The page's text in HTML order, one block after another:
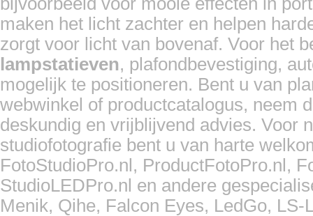
maken het licht zachter en helpen
zorgt voor licht van bovenaf. Voor het
lampstatieven, plafondbevestiging,
mogelijk te positioneren. Bent u van
webwinkel of productcatalogus, neem
deskundig en vrijblijvend advies. Voor
studiofotografie bent u van harte
FotoStudioPro.nl, ProductFotoPro.nl,
StudioLEDPro.nl en andere
Menik, Qihe, Falcon Eyes, LedGo,